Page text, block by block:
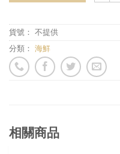
貨號： 不提供
分類： 海鮮
相關商品